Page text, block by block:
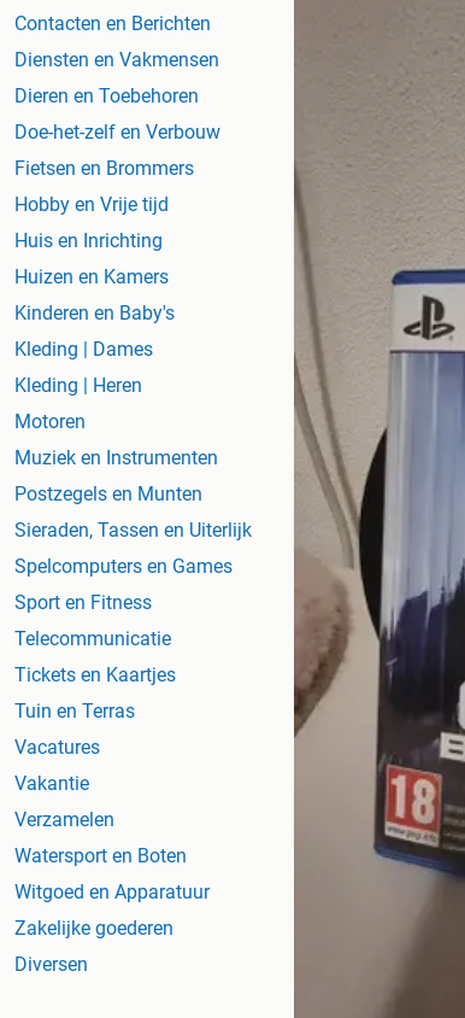
Contacten en Berichten
Diensten en Vakmensen
Dieren en Toebehoren
Doe-het-zelf en Verbouw
Fietsen en Brommers
Hobby en Vrije tijd
Huis en Inrichting
Huizen en Kamers
Kinderen en Baby's
Kleding | Dames
Kleding | Heren
Motoren
Muziek en Instrumenten
Postzegels en Munten
Sieraden, Tassen en Uiterlijk
Spelcomputers en Games
Sport en Fitness
Telecommunicatie
Tickets en Kaartjes
Tuin en Terras
Vacatures
Vakantie
Verzamelen
Watersport en Boten
Witgoed en Apparatuur
Zakelijke goederen
Diversen